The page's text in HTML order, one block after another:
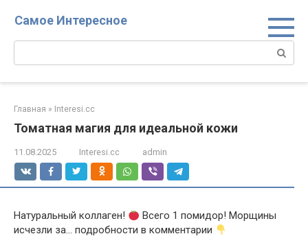
Самое Интересное
Поиск:
Главная » Interesi.cc
Томатная магия для идеальной кожи
11.08.2025 Interesi.cc admin
Натуральный коллаген!
Всего 1 помидор! Морщины
исчезли за… подробности в комментарии